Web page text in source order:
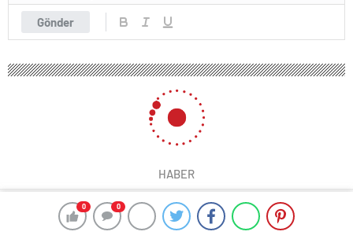
0 0
Gönder
HABER